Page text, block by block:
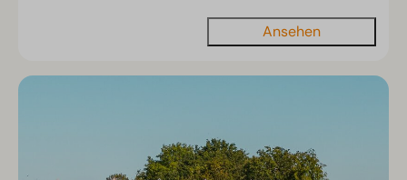
Ansehen